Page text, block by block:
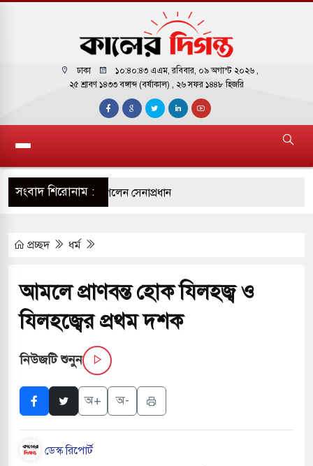
ঢাকা ১০:৪০:৪৪ এএম, রবিবার, ০৯ অগাস্ট ২০২৬ ,
২৫ শ্রাবণ ১৪৩৩ বঙ্গাব্দ (বর্ষাকাল) , ২৬ সফর ১৪৪৮ হিজরি
সংবাদ শিরোনাম :
সুদান ও আবেই গেলেন সেনাপ্রধান
বাসভবনে আগুন, আইসিইউতে
সংঘর্ষে ৯ জন নিহত
নিহত, আহত ১৫
দেড় হাজার মসজিদ থেকে মাইক
প্রচ্ছদ ধর্ম
আমলে প্রাণবন্ত হোক যিলহজ্ব ও
যিলহজ্বের প্রথম দশক
নিউজটি শুনুন
অ+ অ-
ডেস্ক রিপোর্ট